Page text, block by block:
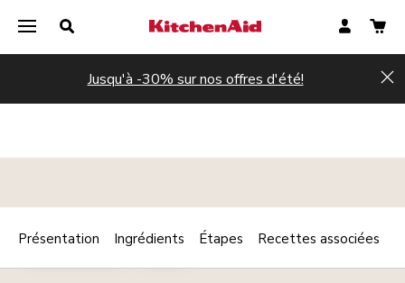
Jusqu'à -30% sur nos offres d'été!
PLAT PRINCIPAL VIANDE Print
Présentation Ingrédients Étapes Recettes associées